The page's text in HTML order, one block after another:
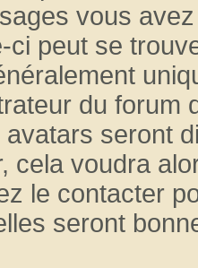
vous
ci peut se
du forum
seront
cela voudra
le contacter
seront